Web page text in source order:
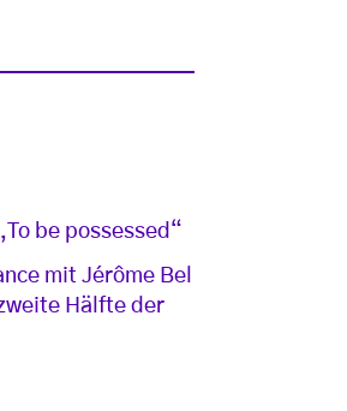
be possessed“
mit Jérôme Bel
Hälfte der